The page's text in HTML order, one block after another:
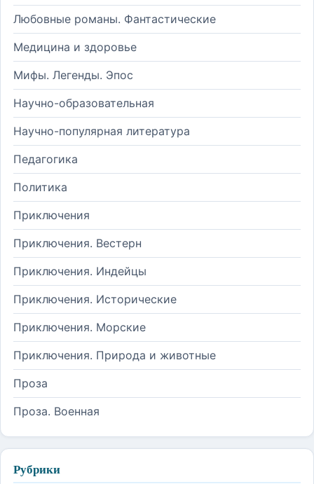
Любовные романы. Фантастические
Медицина и здоровье
Мифы. Легенды. Эпос
Научно-образовательная
Научно-популярная литература
Педагогика
Политика
Приключения
Приключения. Вестерн
Приключения. Индейцы
Приключения. Исторические
Приключения. Морские
Приключения. Природа и животные
Проза
Проза. Военная
Рубрики